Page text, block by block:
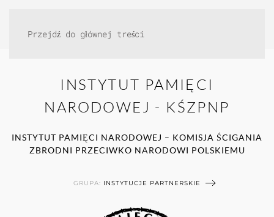
Przejdź do głównej treści
INSTYTUT PAMIĘCI
NARODOWEJ - KŚZPNP
INSTYTUT PAMIĘCI NARODOWEJ – KOMISJA ŚCIGANIA
ZBRODNI PRZECIWKO NARODOWI POLSKIEMU
GRUPA: INSTYTUCJE PARTNERSKIE